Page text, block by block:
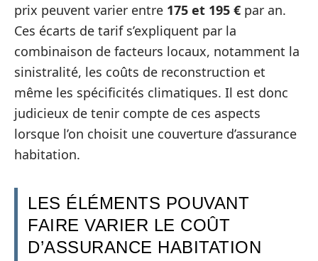
prix peuvent varier entre 175 et 195 € par an.
Ces écarts de tarif s’expliquent par la
combinaison de facteurs locaux, notamment la
sinistralité, les coûts de reconstruction et
même les spécificités climatiques. Il est donc
judicieux de tenir compte de ces aspects
lorsque l’on choisit une couverture d’assurance
habitation.
LES ÉLÉMENTS POUVANT
FAIRE VARIER LE COÛT
D’ASSURANCE HABITATION